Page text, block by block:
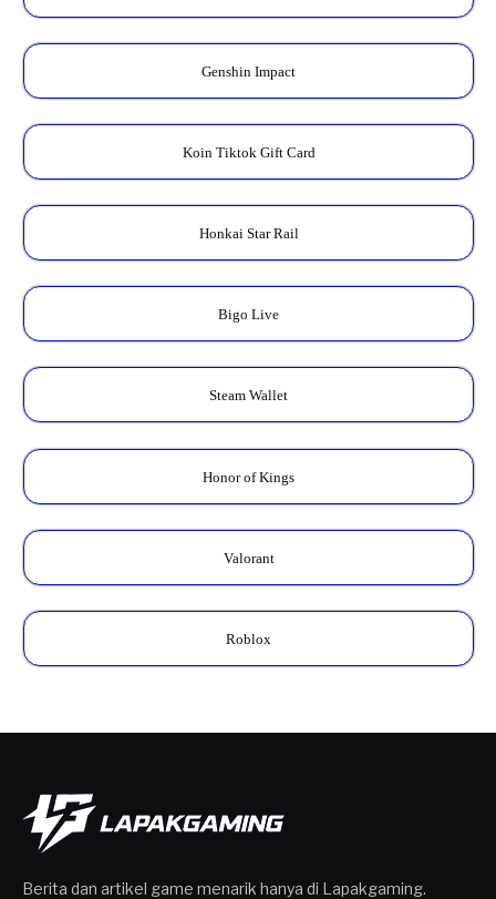
Genshin Impact
Koin Tiktok Gift Card
Honkai Star Rail
Bigo Live
Steam Wallet
Honor of Kings
Valorant
Roblox
Berita dan artikel game menarik hanya di Lapakgaming.